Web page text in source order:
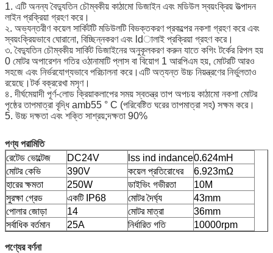
1. এটি অনন্য বৈদ্যুতিন চৌম্বকীয় কাঠামো ডিজাইন এবং মডিউল স্বয়ংক্রিয় উত্পাদন
লাইন প্রক্রিয়া গ্রহণ করে।
২. অভ্যন্তরীণ কয়েল সার্কিটটি মডিউলটি বিভক্তকরণ প্রকল্পের নকশা গ্রহণ করে এবং
স্বয়ংক্রিয়ভাবে ঘোরানো, বিচ্ছিন্নকরণ এবং ldালাই প্রক্রিয়া গ্রহণ করে।
৩. বৈদ্যুতিন চৌম্বকীয় সার্কিট ডিজাইনের অনুকূলকরণ করুন যাতে কগিং টর্কের রিপল হয়
0 মোটর অপারেশন গতির ওঠানামাটি প্লাস বা বিয়োগ 1 আরপিএম হয়, মোটরটি আরও
সহজে এবং নির্ভরযোগ্যভাবে পরিচালনা করে।এটি অত্যন্ত উচ্চ নিয়ন্ত্রণের নির্ভুলতাও
রয়েছে।টর্ক বক্ররেখা মসৃণ।
৪. দীর্ঘমেয়াদী পূর্ণ-লোড ক্রিয়াকলাপের সময় স্বতন্ত্র তাপ অপচয় কাঠামো নকশা মোটর
পৃষ্ঠের তাপমাত্রা বৃদ্ধি amb55 ° C (পরিবেষ্টিত ঘরের তাপমাত্রা সহ) সক্ষম করে।
5. উচ্চ দক্ষতা এবং শক্তি সাশ্রয়;দক্ষতা 90%
পণ্য পরামিতি
রেটেড ভোল্টেজ
DC24V lss ind indance0.624mH
মোটর কেভি
390V কয়েল প্রতিরোধের
6.923mΩ
হারের ক্ষমতা
250W ডাইভিং গভীরতা
10M
সুরক্ষা গ্রেড
একটি IP68 মোটর দৈর্ঘ্য
43mm
পোলার জোড়া
14 মোটর মাত্রা
36mm
সর্বাধিক বর্তমান
25A নির্ধারিত গতি 10000rpm
পণ্যের বর্ণনা